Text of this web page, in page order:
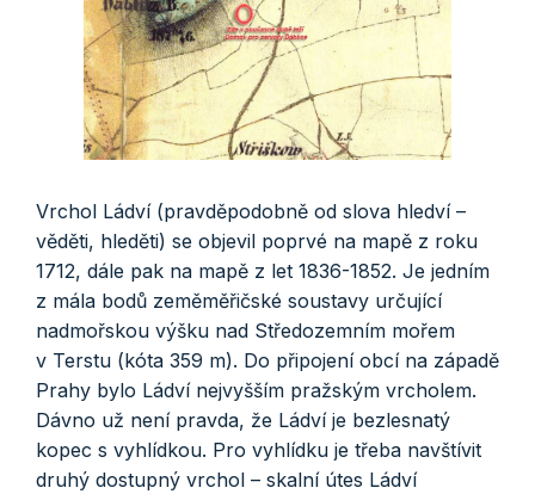
Vrchol Ládví (pravděpodobně od slova hledví –
věděti, hleděti) se objevil poprvé na mapě z roku
1712, dále pak na mapě z let 1836-1852. Je jedním
z mála bodů zeměměřičské soustavy určující
nadmořskou výšku nad Středozemním mořem
v Terstu (kóta 359 m). Do připojení obcí na západě
Prahy bylo Ládví nejvyšším pražským vrcholem.
Dávno už není pravda, že Ládví je bezlesnatý
kopec s vyhlídkou. Pro vyhlídku je třeba navštívit
druhý dostupný vrchol – skalní útes Ládví